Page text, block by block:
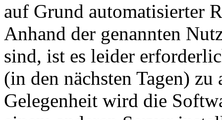
auf Grund automatisierter
Anhand der genannten
sind, ist es leider
(in den nächsten Tagen)
Gelegenheit wird die